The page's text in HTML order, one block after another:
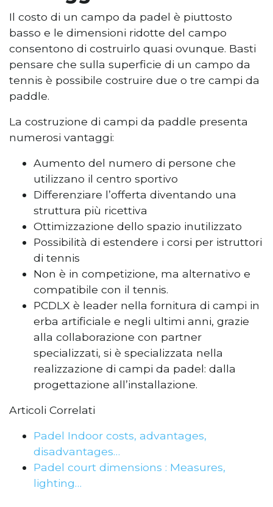
Il costo di un campo da padel è piuttosto
basso e le dimensioni ridotte del campo
consentono di costruirlo quasi ovunque. Basti
pensare che sulla superficie di un campo da
tennis è possibile costruire due o tre campi da
paddle.
La costruzione di campi da paddle presenta
numerosi vantaggi:
Aumento del numero di persone che
utilizzano il centro sportivo
Differenziare l’offerta diventando una
struttura più ricettiva
Ottimizzazione dello spazio inutilizzato
Possibilità di estendere i corsi per istruttori
di tennis
Non è in competizione, ma alternativo e
compatibile con il tennis.
PCDLX è leader nella fornitura di campi in
erba artificiale e negli ultimi anni, grazie
alla collaborazione con partner
specializzati, si è specializzata nella
realizzazione di campi da padel: dalla
progettazione all’installazione.
Articoli Correlati
Padel Indoor costs, advantages,
disadvantages…
Padel court dimensions : Measures,
lighting…